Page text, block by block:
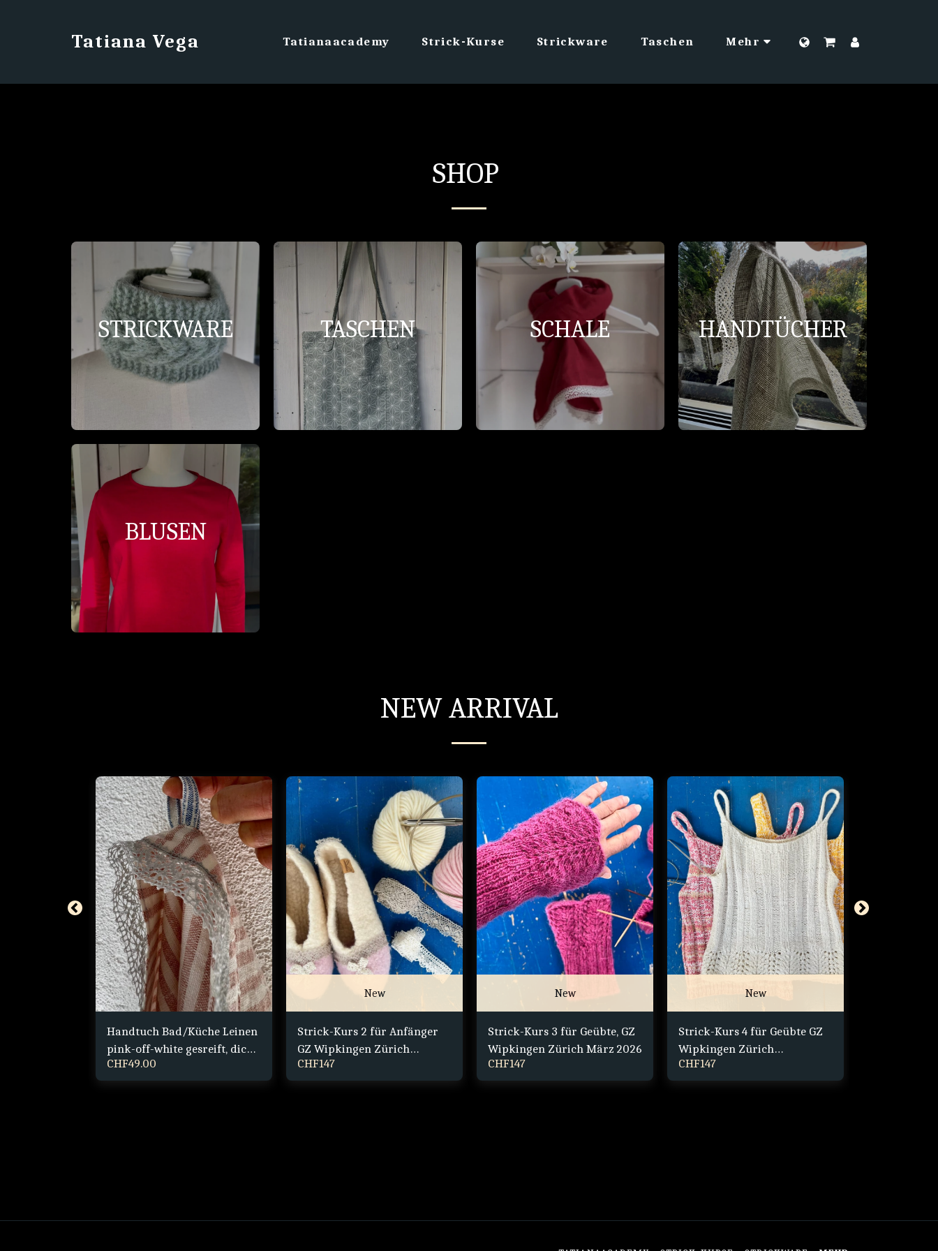
Tatiana Vega Tatianaacademy Strick-Kurse Strickware Taschen Mehr
SHOP
STRICKWARE TASCHEN SCHALE HANDTÜCHER
BLUSEN
NEW ARRIVAL
Handtuch Bad/Küche Leinen
pink-off-white gesreift, dicke
Qualität
CHF49.00
New
Strick-Kurs 2 für Anfänger
GZ Wipkingen Zürich
JAN/FEB 2026
CHF147
New
Strick-Kurs 3 für Geübte, GZ
Wipkingen Zürich März 2026
CHF147
New
Strick-Kurs 4 für Geübte GZ
Wipkingen Zürich
MÄRZ/APRIL 2026
CHF147